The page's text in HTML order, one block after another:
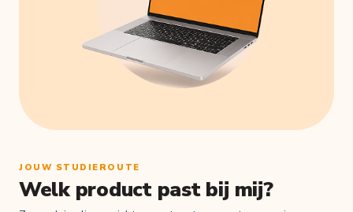
JOUW STUDIEROUTE
Welk product past bij mij?